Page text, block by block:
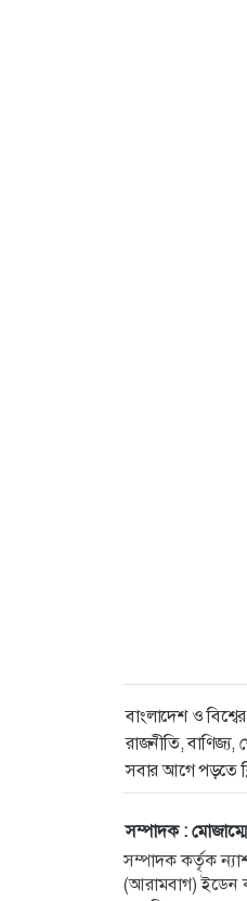
বাংলাদেশ ও
রাজনীতি,
সবার আগে পড়তে
সম্পাদক :
সম্পাদক কর্তৃক
(আরামবাগ) ইডেন